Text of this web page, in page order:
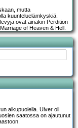
mutta
kuunteluelämkyskiä.
ovat ainakin Perdition
of Heaven & Hell.
alkupuolella. Ulver oli
saatossa on ajautunut